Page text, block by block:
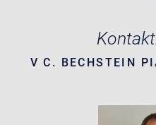
V C. BECHSTEIN